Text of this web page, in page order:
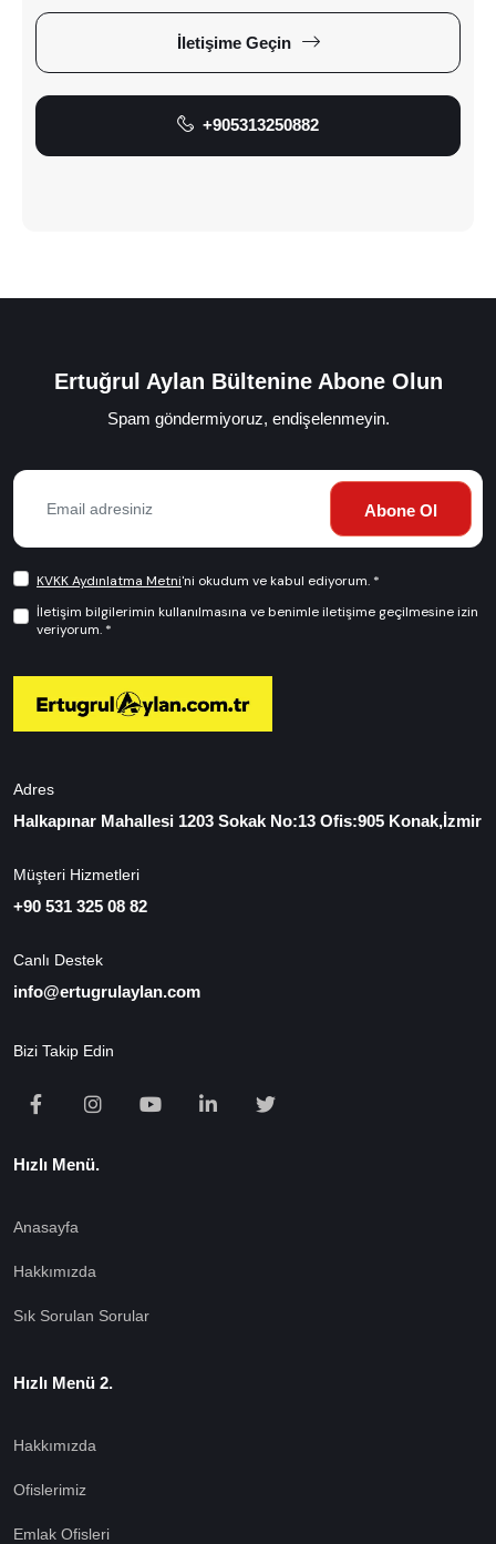
İletişime Geçin
+905313250882
Ertuğrul Aylan Bültenine Abone Olun
Spam göndermiyoruz, endişelenmeyin.
Abone Ol
KVKK Aydınlatma Metni'ni okudum ve kabul ediyorum. *
İletişim bilgilerimin kullanılmasına ve benimle iletişime geçilmesine izin
veriyorum. *
Adres
Halkapınar Mahallesi 1203 Sokak No:13 Ofis:905 Konak,İzmir
Müşteri Hizmetleri
+90 531 325 08 82
Canlı Destek
info@ertugrulaylan.com
Bizi Takip Edin
Hızlı Menü.
Anasayfa
Hakkımızda
Sık Sorulan Sorular
Hızlı Menü 2.
Hakkımızda
Ofislerimiz
Emlak Ofisleri